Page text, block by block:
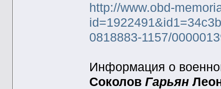
http://www.obd-
0818883-1157/
Информация о
Соколов Гарьян